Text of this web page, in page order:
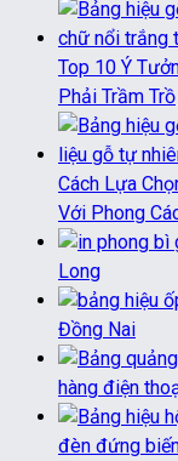
Top 10 Ý
Phải Trầm Trồ
Cách Lựa
Với Phong
Long
Đồng Nai
hàng điện
đèn đứng